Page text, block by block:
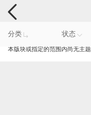
手机反馈
分类 状态
本版块或指定的范围内尚无主题